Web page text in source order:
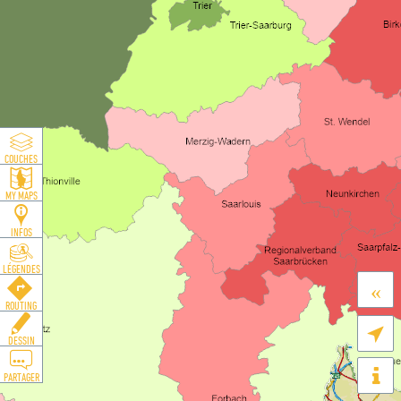

«
COUCHES
MY MAPS
INFOS
LÉGENDES
ROUTING
DESSIN
PARTAGER